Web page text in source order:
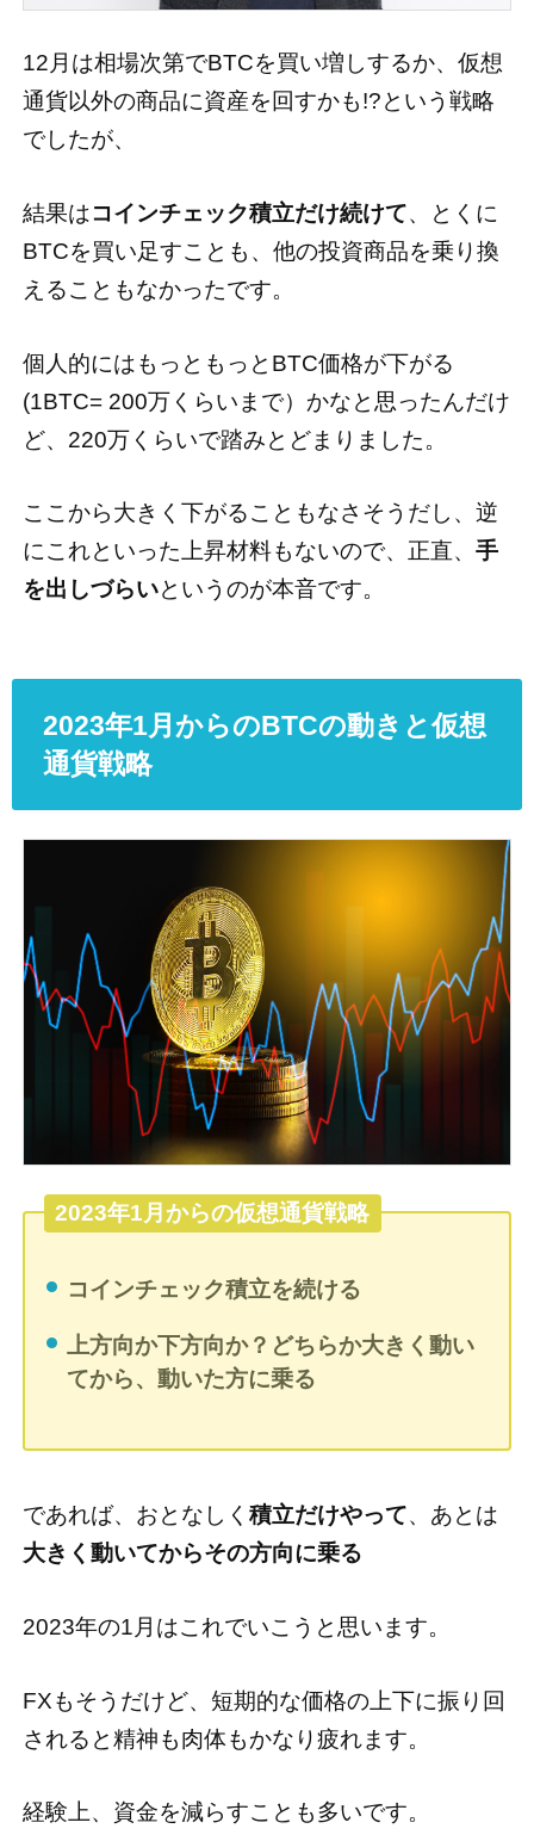
12月は相場次第でBTCを買い増しするか、仮想
通貨以外の商品に資産を回すかも!?という戦略
でしたが、
結果はコインチェック積立だけ続けて、とくに
BTCを買い足すことも、他の投資商品を乗り換
えることもなかったです。
個人的にはもっともっとBTC価格が下がる
(1BTC= 200万くらいまで）かなと思ったんだけ
ど、220万くらいで踏みとどまりました。
ここから大きく下がることもなさそうだし、逆
にこれといった上昇材料もないので、正直、 手
を出しづらいというのが本音です。
2023年1月からのBTCの動きと仮想
通貨戦略
2023年1月からの仮想通貨戦略
コインチェック積立を続ける
上方向か下方向か？どちらか大きく動い
てから、動いた方に乗る
であれば、おとなしく 積立だけやって、あとは
大きく動いてからその方向に乗る
2023年の1月はこれでいこうと思います。
FXもそうだけど、短期的な価格の上下に振り回
されると精神も肉体もかなり疲れます。
経験上、資金を減らすことも多いです。